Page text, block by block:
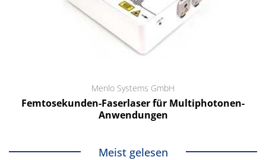
Menlo Systems GmbH
Femtosekunden-Faserlaser für Multiphotonen-
Anwendungen
Meist gelesen